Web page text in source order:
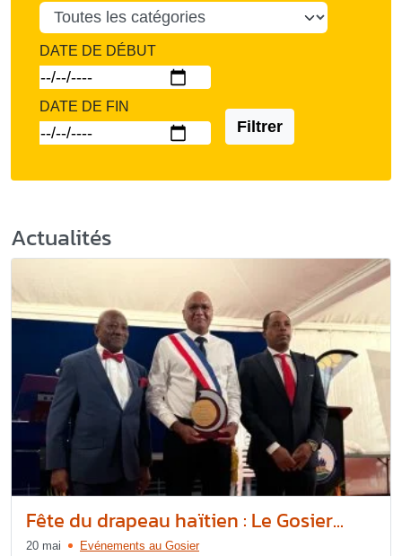
DATE DE DÉBUT
DATE DE FIN
Filtrer
Actualités
Fête du drapeau haïtien : Le Gosier...
20 mai Evénements au Gosier